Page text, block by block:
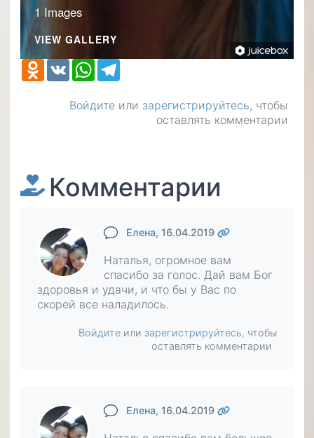
1 Images
VIEW GALLERY
Odnoklassniki
VK WhatsApp
Войдите или зарегистрируйтесь, чтобы
оставлять комментарии
Комментарии
Елена, 16.04.2019
Наталья, огромное вам
спасибо за голос. Дай вам Бог
здоровья и удачи, и что бы у Вас по
скорей все наладилось.
Войдите или зарегистрируйтесь, чтобы
оставлять комментарии
Елена, 16.04.2019